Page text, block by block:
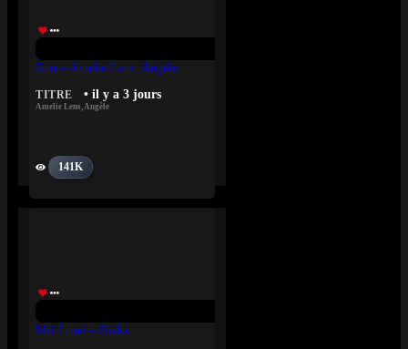
Run – Amelie Lens, Angèle
TITRE • il y a 3 jours
Amelie Lens,Angèle
141K
Mal Luné – Niaks